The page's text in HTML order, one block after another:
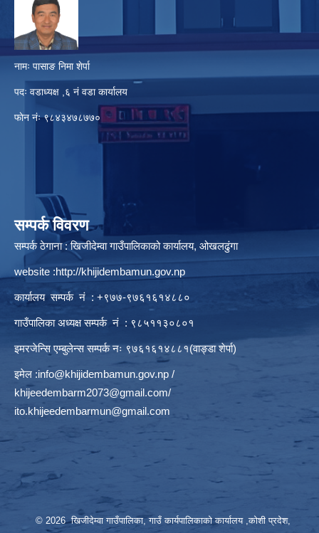
नामः पासाङ निमा शेर्पा
पदः वडाध्यक्ष ,६ नं वडा कार्यालय
फाेन नंः ९८४३४७८७७०
सम्पर्क विवरण
सम्पर्क ठेगाना : खिजीदेम्वा गाउँपालिकाको कार्यालय, ओखलढुंगा
website :http://khijidembamun.gov.np
कार्यालय सम्पर्क नं : +९७७-९७६१६१४८८०
गाउँपालिका अध्यक्ष सम्पर्क नं : ९८५११३०८०१
इमरजेन्सि एम्बुलेन्स सम्पर्क न‌ः ९७६१६१४८८१(वाङ्डा शेर्पा)
इमेल :info@khijidembamun.gov.np /
khijeedembarm2073@gmail.com/
ito.khijeedembarmun@gmail.com
© 2026 खिजीदेम्वा गाउँपालिका, गाउँ कार्यपालिकाको कार्यालय ,कोशी प्रदेश,